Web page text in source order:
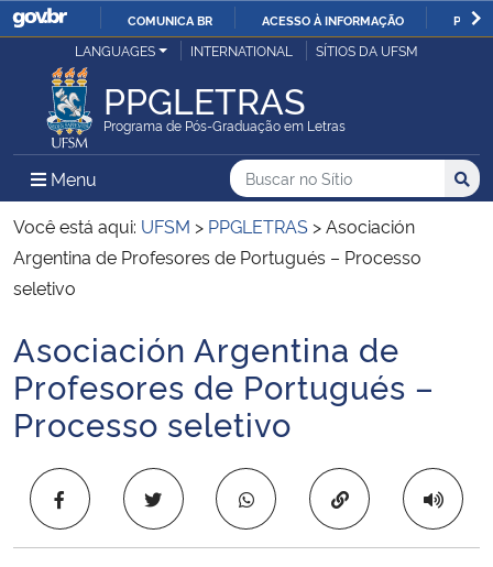
IR
O
COMUNICA BR ACESSO À INFORMAÇÃO
Ministério da Justiça e Segurança Pública
Ministério da Defesa
Ministério das Relações Exteriores
Ministério da Economia
Ministério da Infraestrutura
Ministério da Agricultura, Pecuária e Abastecimento
Ministério da Cidadania
LANGUAGES INTERNATIONAL SÍTIOS DA UFSM
PPGLETRAS
Programa de Pós-Graduação em Letras
Menu Menu Principal do Sítio
Busca
Buscar no no Sítio
Busca:
Você está aqui: UFSM > PPGLETRAS >Asociación
Argentina de Profesores de Portugués – Processo
seletivo
Início do conteúdo
Asociación Argentina de
Profesores de Portugués –
Processo seletivo
Copiar para área